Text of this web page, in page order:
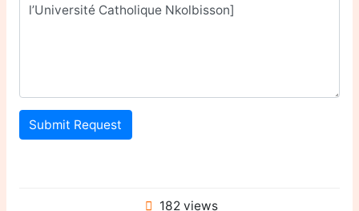
Submit Request
182 views